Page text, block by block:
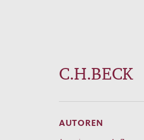
C.H.BECK
AUTOREN